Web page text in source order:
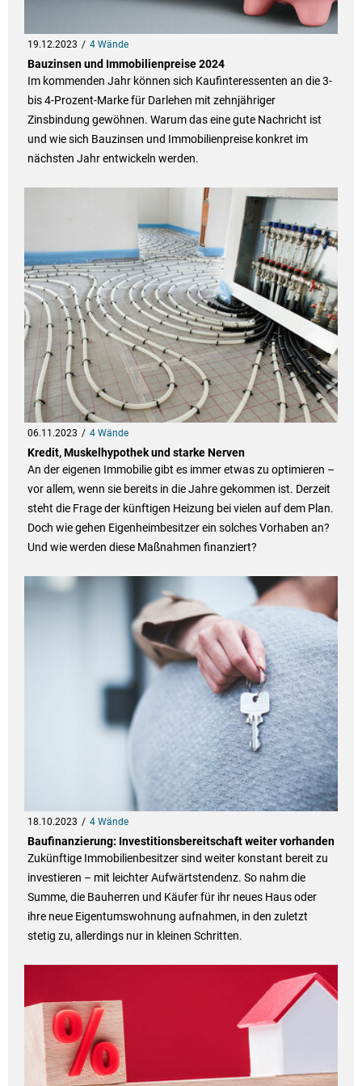
19.12.2023 4 Wände
Bauzinsen und Immobilienpreise 2024
Im kommenden Jahr können sich Kaufinteressenten an die 3-
bis 4-Prozent-Marke für Darlehen mit zehnjähriger
Zinsbindung gewöhnen. Warum das eine gute Nachricht ist
und wie sich Bauzinsen und Immobilienpreise konkret im
nächsten Jahr entwickeln werden.
06.11.2023 4 Wände
Kredit, Muskelhypothek und starke Nerven
An der eigenen Immobilie gibt es immer etwas zu optimieren –
vor allem, wenn sie bereits in die Jahre gekommen ist. Derzeit
steht die Frage der künftigen Heizung bei vielen auf dem Plan.
Doch wie gehen Eigenheimbesitzer ein solches Vorhaben an?
Und wie werden diese Maßnahmen finanziert?
18.10.2023 4 Wände
Baufinanzierung: Investitionsbereitschaft weiter vorhanden
Zukünftige Immobilienbesitzer sind weiter konstant bereit zu
investieren – mit leichter Aufwärtstendenz. So nahm die
Summe, die Bauherren und Käufer für ihr neues Haus oder
ihre neue Eigentumswohnung aufnahmen, in den zuletzt
stetig zu, allerdings nur in kleinen Schritten.